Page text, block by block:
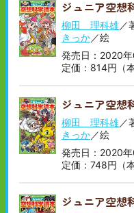
ジュニア空想
柳田 理科雄／
きっか／絵
発売日：2020
定価：814円（
ジュニア空想
柳田 理科雄／
きっか／絵
発売日：2020
定価：748円（
ジュニア空想